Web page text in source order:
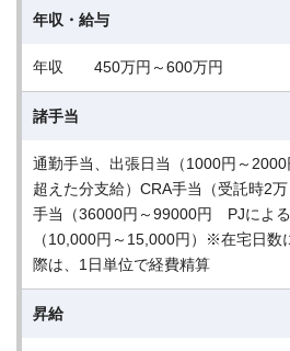
年収・給与
年収 450万円～600万円
諸手当
通勤手当、出張日当（1000円～
超えた分支給）CRA手当（受託時2
手当（36000円～99000円 PJによ
（10,000円～15,000円）※在宅日
際は、1日単位で経費精算
昇給